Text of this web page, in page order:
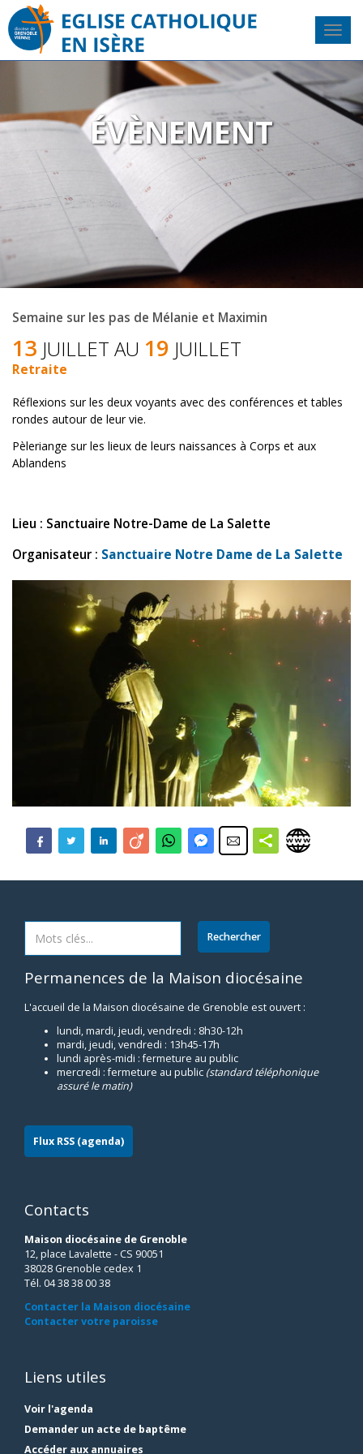
ÉVÈNEMENT
Semaine sur les pas de Mélanie et Maximin
13 JUILLET AU 19 JUILLET
Retraite
Réflexions sur les deux voyants avec des conférences et tables
rondes autour de leur vie.
Pèleriange sur les lieux de leurs naissances à Corps et aux
Ablandens
Lieu : Sanctuaire Notre-Dame de La Salette
Organisateur : Sanctuaire Notre Dame de La Salette
Permanences de la Maison diocésaine
L'accueil de la Maison diocésaine de Grenoble est ouvert :
lundi, mardi, jeudi, vendredi : 8h30-12h
mardi, jeudi, vendredi : 13h45-17h
lundi après-midi : fermeture au public
mercredi : fermeture au public (standard téléphonique
assuré le matin)
Flux RSS (agenda)
Contacts
Maison diocésaine de Grenoble
12, place Lavalette - CS 90051
38028 Grenoble cedex 1
Tél. 04 38 38 00 38
Contacter la Maison diocésaine
Contacter votre paroisse
Liens utiles
Voir l'agenda
Demander un acte de baptême
Accéder aux annuaires